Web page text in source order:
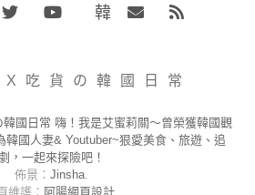
韓
小
賣
X吃貨の韓國日常
國日常 嗨！我是艾蜜莉關～曾榮獲韓國觀
韓國人妻& Youtuber~狠愛美食、旅遊、追
劇，一起來探險吧！
佈景： Jinsha.
維護： 阿腸網頁設計.